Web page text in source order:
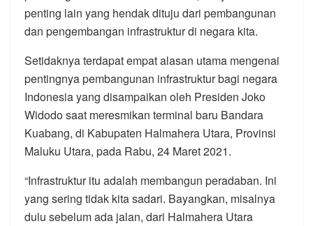
penting lain yang hendak dituju dari pembangunan
dan pengembangan infrastruktur di negara kita.
Setidaknya terdapat empat alasan utama mengenai
pentingnya pembangunan infrastruktur bagi negara
Indonesia yang disampaikan oleh Presiden Joko
Widodo saat meresmikan terminal baru Bandara
Kuabang, di Kabupaten Halmahera Utara, Provinsi
Maluku Utara, pada Rabu, 24 Maret 2021.
“Infrastruktur itu adalah membangun peradaban. Ini
yang sering tidak kita sadari. Bayangkan, misalnya
dulu sebelum ada jalan, dari Halmahera Utara